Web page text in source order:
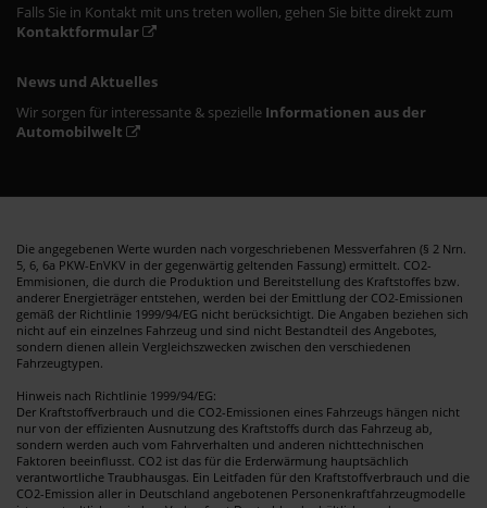
Falls Sie in Kontakt mit uns treten wollen, gehen Sie bitte direkt zum
Kontaktformular
News und Aktuelles
Wir sorgen für interessante & spezielle Informationen aus der
Automobilwelt
Die angegebenen Werte wurden nach vorgeschriebenen Messverfahren (§ 2 Nrn.
5, 6, 6a PKW-EnVKV in der gegenwärtig geltenden Fassung) ermittelt. CO2-
Emmisionen, die durch die Produktion und Bereitstellung des Kraftstoffes bzw.
anderer Energieträger entstehen, werden bei der Emittlung der CO2-Emissionen
gemäß der Richtlinie 1999/94/EG nicht berücksichtigt. Die Angaben beziehen sich
nicht auf ein einzelnes Fahrzeug und sind nicht Bestandteil des Angebotes,
sondern dienen allein Vergleichszwecken zwischen den verschiedenen
Fahrzeugtypen.
Hinweis nach Richtlinie 1999/94/EG:
Der Kraftstoffverbrauch und die CO2-Emissionen eines Fahrzeugs hängen nicht
nur von der effizienten Ausnutzung des Kraftstoffs durch das Fahrzeug ab,
sondern werden auch vom Fahrverhalten und anderen nichttechnischen
Faktoren beeinflusst. CO2 ist das für die Erderwärmung hauptsächlich
verantwortliche Traubhausgas. Ein Leitfaden für den Kraftstoffverbrauch und die
CO2-Emission aller in Deutschland angebotenen Personenkraftfahrzeugmodelle